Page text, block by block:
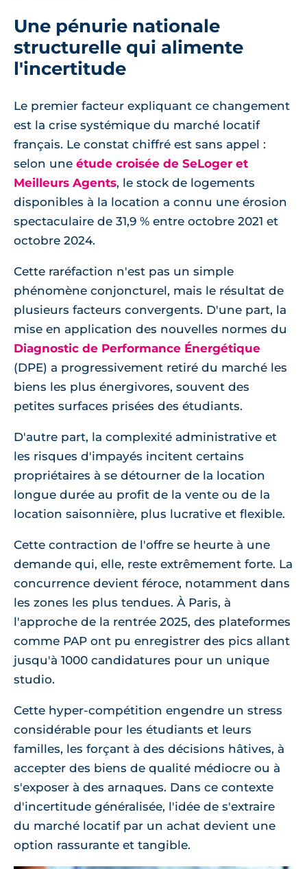
Une pénurie nationale
structurelle qui alimente
l'incertitude
Le premier facteur expliquant ce changement
est la crise systémique du marché locatif
français. Le constat chiffré est sans appel :
selon une étude croisée de SeLoger et
Meilleurs Agents, le stock de logements
disponibles à la location a connu une érosion
spectaculaire de 31,9 % entre octobre 2021 et
octobre 2024.
Cette raréfaction n'est pas un simple
phénomène conjoncturel, mais le résultat de
plusieurs facteurs convergents. D'une part, la
mise en application des nouvelles normes du
Diagnostic de Performance Énergétique
(DPE) a progressivement retiré du marché les
biens les plus énergivores, souvent des
petites surfaces prisées des étudiants.
D'autre part, la complexité administrative et
les risques d'impayés incitent certains
propriétaires à se détourner de la location
longue durée au profit de la vente ou de la
location saisonnière, plus lucrative et flexible.
Cette contraction de l'offre se heurte à une
demande qui, elle, reste extrêmement forte. La
concurrence devient féroce, notamment dans
les zones les plus tendues. À Paris, à
l'approche de la rentrée 2025, des plateformes
comme PAP ont pu enregistrer des pics allant
jusqu'à 1000 candidatures pour un unique
studio.
Cette hyper-compétition engendre un stress
considérable pour les étudiants et leurs
familles, les forçant à des décisions hâtives, à
accepter des biens de qualité médiocre ou à
s'exposer à des arnaques. Dans ce contexte
d'incertitude généralisée, l'idée de s'extraire
du marché locatif par un achat devient une
option rassurante et tangible.